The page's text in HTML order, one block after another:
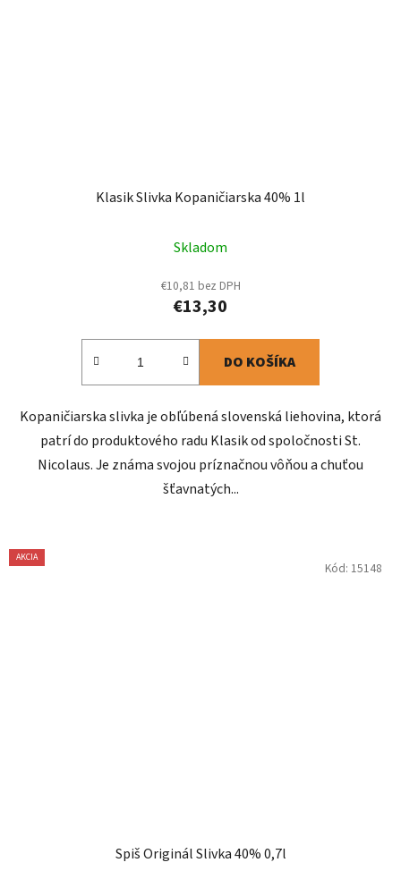
Klasik Slivka Kopaničiarska 40% 1l
Skladom
€10,81 bez DPH
€13,30
DO KOŠÍKA
Kopaničiarska slivka je obľúbená slovenská liehovina, ktorá
patrí do produktového radu Klasik od spoločnosti St.
Nicolaus. Je známa svojou príznačnou vôňou a chuťou
šťavnatých...
AKCIA
Spiš Originál Slivka 40% 0,7l
Kód: 15148